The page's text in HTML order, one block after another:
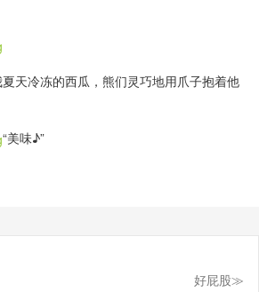
天冷冻的西瓜，熊们灵巧地用爪子抱着他
“美味♪”
好屁股≫